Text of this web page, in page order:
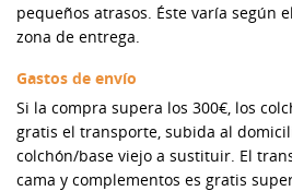
pequeños atrasos. Éste varía según
zona de entrega.
Gastos de envío
Si la compra supera los 300€, los
gratis el transporte, subida al
colchón/base viejo a sustituir. El
cama y complementos es gratis